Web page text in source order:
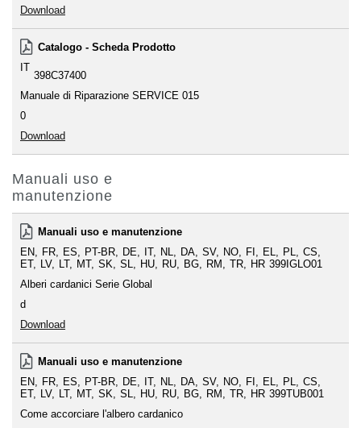
Download
Catalogo - Scheda Prodotto
IT
398C37400
Manuale di Riparazione SERVICE 015
0
Download
Manuali uso e
manutenzione
Manuali uso e manutenzione
EN
FR ES PT-BR DE IT NL DA SV NO FI EL PL CS
ET
LV LT MT SK SL HU RU BG RM TR HR 399IGLO01
Alberi cardanici Serie Global
d
Download
Manuali uso e manutenzione
EN
FR ES PT-BR DE IT NL DA SV NO FI EL PL CS
ET
LV LT MT SK SL HU RU BG RM TR HR 399TUB001
Come accorciare l'albero cardanico